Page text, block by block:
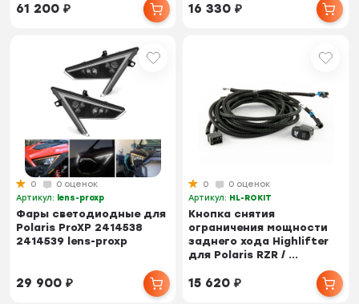
61 200₽ 16 330₽
0
0 оценок
Артикул: lens-proxp
Фары светодиодные для
Polaris ProXP 2414538
2414539 lens-proxp
29 900₽
0
0 оценок
Артикул: HL-ROKIT
Кнопка снятия
ограничения мощности
заднего хода Highlifter
для Polaris RZR / ...
15 620₽